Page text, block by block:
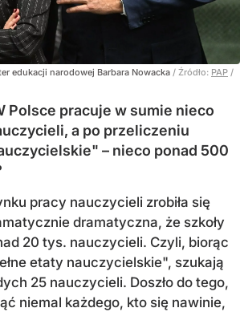
edukacji narodowej Barbara Nowacka / Źródło: PAP /
Polsce pracuje w sumie nieco
a po przeliczeniu
– nieco ponad 500
pracy nauczycieli zrobiła się
dramatyczna, że szkoły
20 tys. nauczycieli. Czyli, biorąc
etaty nauczycielskie", szukają
25 nauczycieli. Doszło do tego,
niemal każdego, kto się nawinie,